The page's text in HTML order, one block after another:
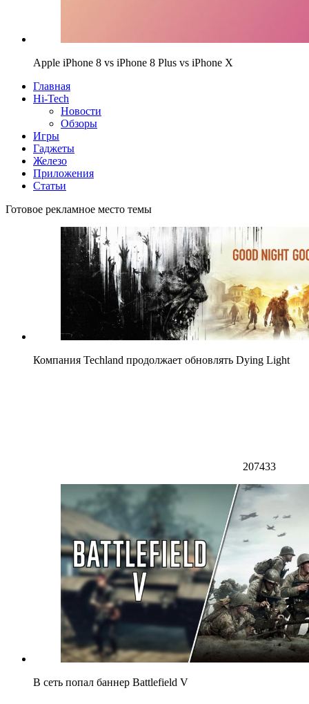
Apple iPhone 8 vs iPhone 8 Plus vs iPhone X
Главная
Hi-Tech
Новости
Обзоры
Игры
Гаджеты
Железо
Приложения
Статьи
Готовое рекламное место темы
Компания Techland продолжает обновлять Dying Light
207433
В сеть попал баннер Battlefield V